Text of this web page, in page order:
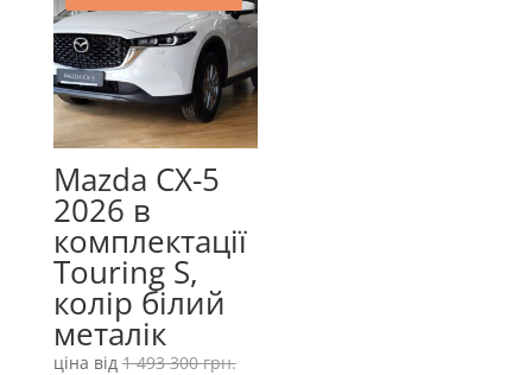
Mazda CX-5
2026 в
комплектації
Touring S,
колір білий
металік
ціна від 1 493 300грн.Оригінальна